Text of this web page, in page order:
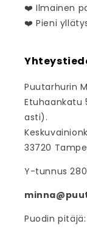
❤️ Ilmainen
❤️ Pieni
Puutarhurin
Etuhaankatu
asti).
33720
Y-tunnus
Puodin